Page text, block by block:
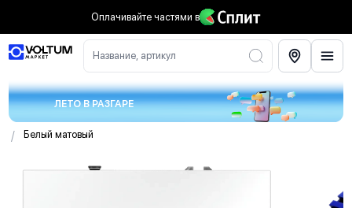
Оплачивайте частями в
Название, артикул
ЛЕТО В РАЗГАРЕ
/ Белый матовый